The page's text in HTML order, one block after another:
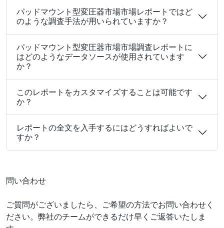
パッドマウント型変圧器市場市場レポートではど
のような調査手法が用いられていますか？
パッドマウント型変圧器市場市場調査レポートに
はどのようなデータソースが使用されています
か？
このレポートをカスタマイズすることは可能です
か？
レポートの全文を入手するにはどうすればよいで
すか？
問い合わせ
ご質問がございましたら、ご希望の方法でお問い合わせく
ださい。弊社のチームができるだけ早くご返答いたしま